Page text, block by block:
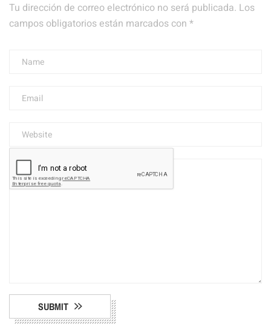
Tu dirección de correo electrónico no será publicada. Los
campos obligatorios están marcados con *
SUBMIT